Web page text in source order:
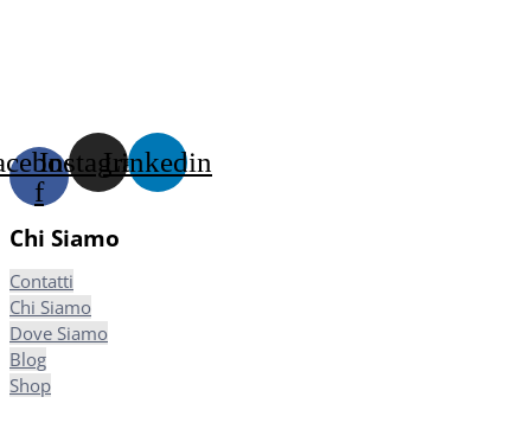
f
InstagramLinkedin
Chi Siamo
Contatti
Chi Siamo
Dove Siamo
Blog
Shop